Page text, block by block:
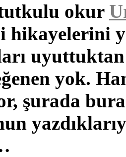
okur
hikayelerini
yok.
şurada